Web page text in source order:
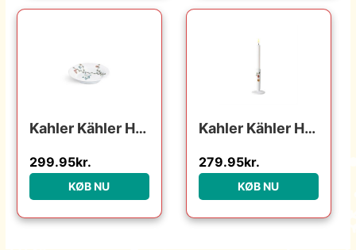
Kahler Kähler Hammershøi Christmas – Dyb Tallerken – Ø21 cm. : Erling Christensen Møbler : Erling Christensen Møbler
299.95kr.
KØB NU
Kahler Kähler Hammershøi Christmas lysestage – h 16 cm : Erling Christensen Møbler : Erling Christensen Møbler
279.95kr.
KØB NU